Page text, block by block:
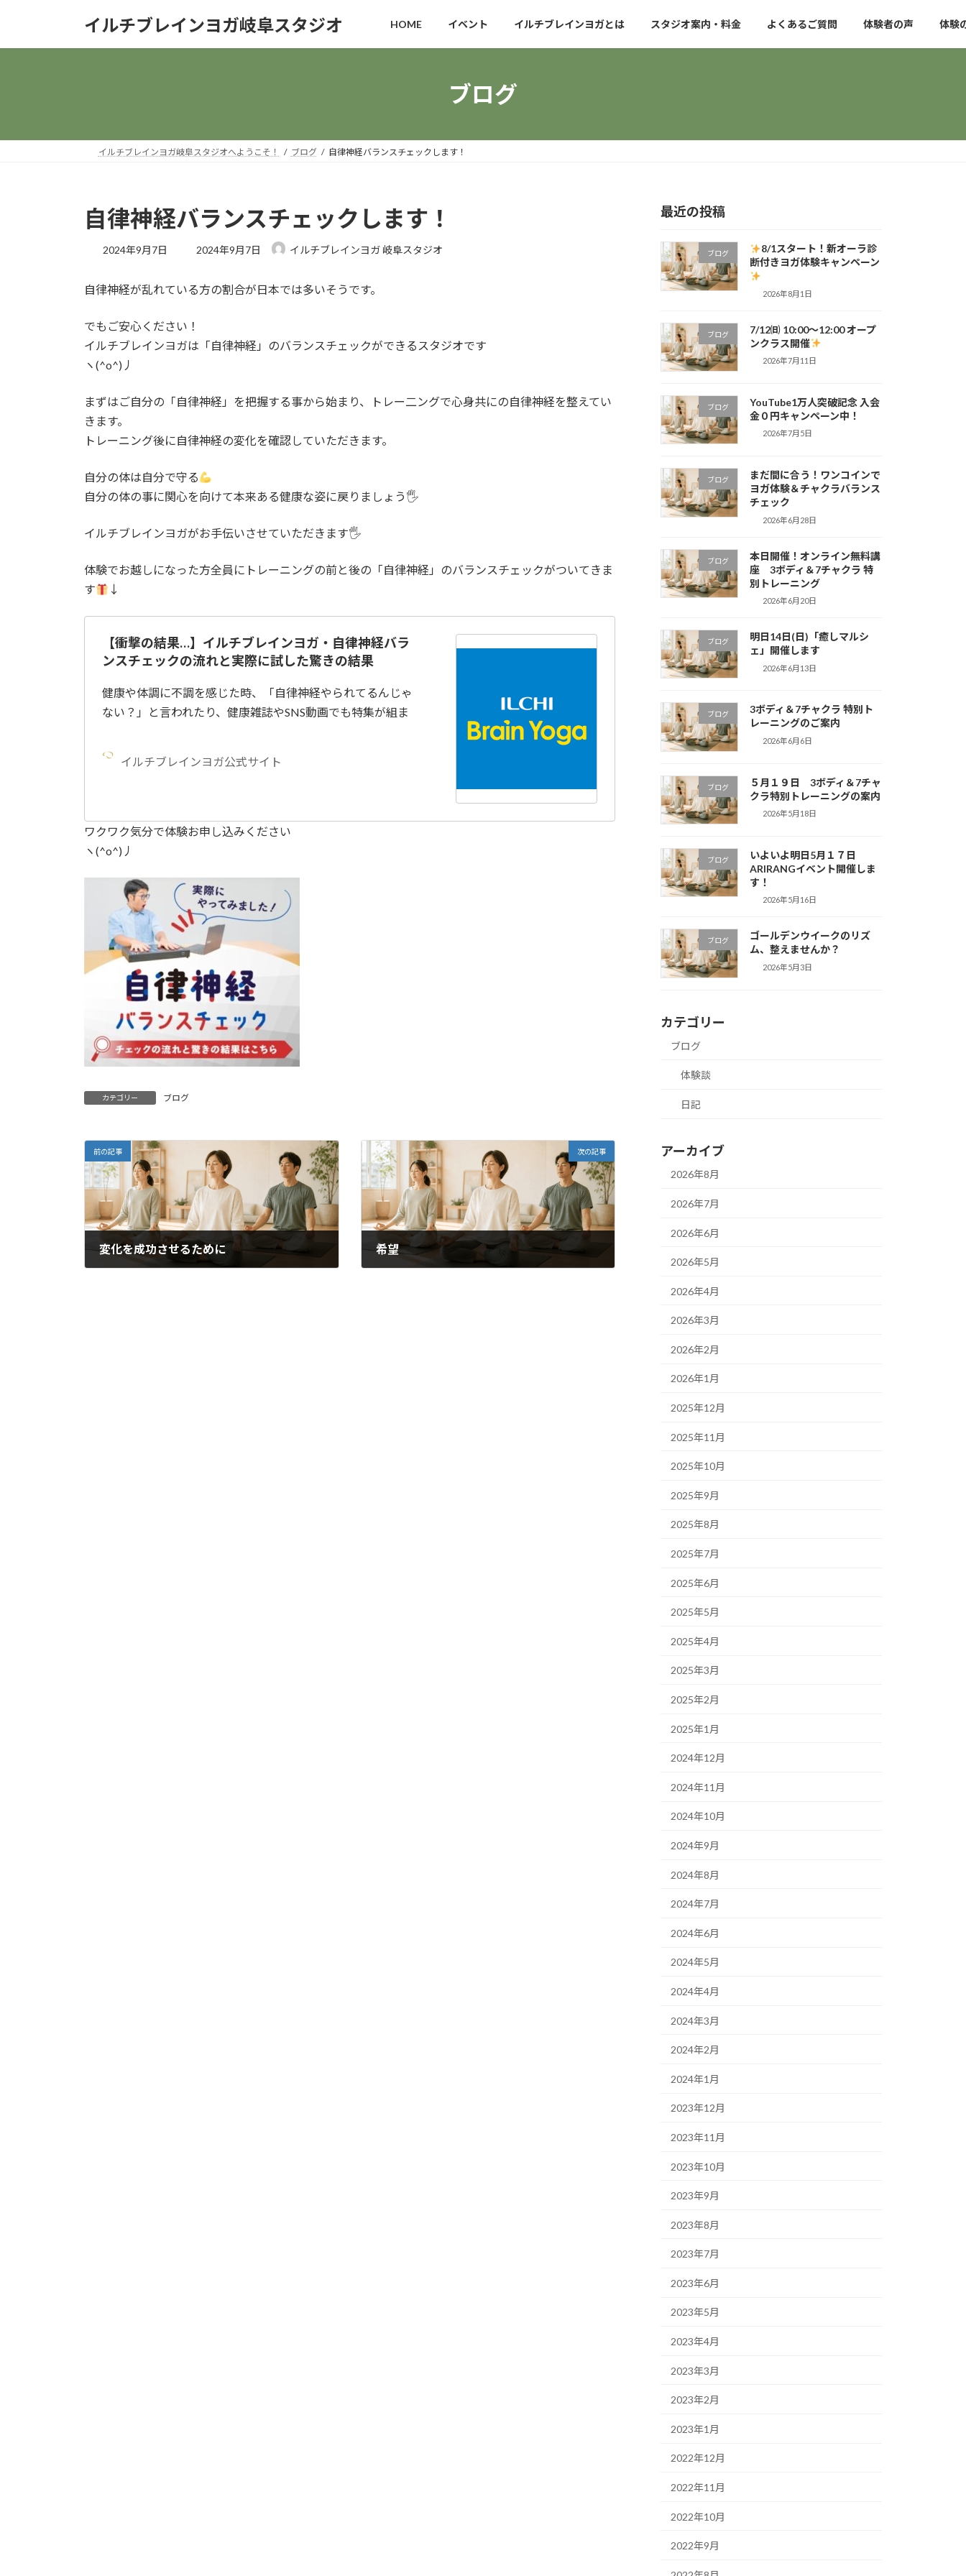
イルチブレインヨガ岐阜スタジオ HOME イベント イルチブレインヨガとは スタジオ案内・料金 よくあるご質問 体験者の声 体験
ブログ
イルチブレインヨガ岐阜スタジオへようこそ！ ブログ 自律神経バランスチェックします！
自律神経バランスチェックします！
2024年9月7日
最
新
2024年9月7日 イルチブレインヨガ 岐阜スタジオ
自律神経が乱れている方の割合が日本では多いそうです。
でもご安心ください！
イルチブレインヨガは「自律神経」のバランスチェックができるスタジオです
ヽ(^o^)丿
まずはご自分の「自律神経」を把握する事から始まり、トレー二ングで心身共にの自律神経を整えてい
きます。
トレーニング後に自律神経の変化を確認していただきます。
自分の体は自分で守る
自分の体の事に関心を向けて本来ある健康な姿に戻りましょう🖐️
イルチブレインヨガがお手伝いさせていただきます🖐️
体験でお越しになった方全員にトレーニングの前と後の「自律神経」のバランスチェックがついてきま
す
↓
【衝撃の結果…】イルチブレインヨガ・自律神経バラ
ンスチェックの流れと実際に試した驚きの結果
健康や体調に不調を感じた時、「自律神経やられてるんじゃ
ない？」と言われたり、健康雑誌やSNS動画でも特集が組ま
イルチブレインヨガ公式サイト
ワクワク気分で体験お申し込みください
ヽ(^o^)丿
カテゴリー ブログ
前の記事
変化を成功させるために
次の記事
希望
最近の投稿
ブログ
8/1スタート！新オーラ診
断付きヨガ体験キャンペーン
2026年8月1日
ブログ
7/12㈰ 10:00～12:00 オープ
ンクラス開催
2026年7月11日
ブログ
YouTube1万人突破記念 入会
金０円キャンペーン中！
2026年7月5日
ブログ
まだ間に合う！ワンコインで
ヨガ体験＆チャクラバランス
チェック
2026年6月28日
ブログ
本日開催！オンライン無料講
座 3ボディ＆7チャクラ 特
別トレーニング
2026年6月20日
ブログ
明日14日(日)「癒しマルシ
ェ」開催します
2026年6月13日
ブログ
3ボディ＆7チャクラ 特別ト
レーニングのご案内
2026年6月6日
ブログ
５月１９日 3ボディ＆7チャ
クラ特別トレーニングの案内
2026年5月18日
ブログ
いよいよ明日5月１７日
ARIRANGイベント開催しま
す！
2026年5月16日
ブログ
ゴールデンウイークのリズ
ム、整えませんか？
2026年5月3日
カテゴリー
ブログ
体験談
日記
アーカイブ
2026年8月
2026年7月
2026年6月
2026年5月
2026年4月
2026年3月
2026年2月
2026年1月
2025年12月
2025年11月
2025年10月
2025年9月
2025年8月
2025年7月
2025年6月
2025年5月
2025年4月
2025年3月
2025年2月
2025年1月
2024年12月
2024年11月
2024年10月
2024年9月
2024年8月
2024年7月
2024年6月
2024年5月
2024年4月
2024年3月
2024年2月
2024年1月
2023年12月
2023年11月
2023年10月
2023年9月
2023年8月
2023年7月
2023年6月
2023年5月
2023年4月
2023年3月
2023年2月
2023年1月
2022年12月
2022年11月
2022年10月
2022年9月